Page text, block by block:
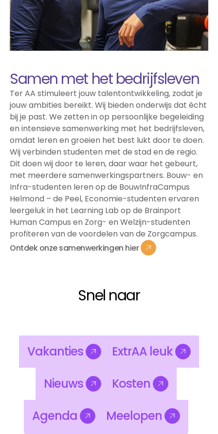
Samen met het bedrijfsleven
Ter AA stimuleert jouw talentontwikkeling, zodat je
jouw ambities bereikt. Wij bieden onderwijs dat écht
bij je past. We zetten in op persoonlijke begeleiding
en intensieve samenwerking met het bedrijfsleven,
omdat leren en groeien het best lukt door te doen.
Wij verbinden studenten met de stad en de regio.
Dit doen wij door te leren, daar waar het gebeurt,
met meerdere samenwerkingspartners. Bouw- en
Infra-studenten leren op de BouwInfraCampus
Helmond – de Peel, Economie-studenten ervaren
leergeluk in het Learning Lab op de Brainport
Human Campus en Zorg- en Welzijn-studenten
profiteren van de voordelen van de Zorgcampus.
Ontdek onzesamenwerkingen hier
Snel naar
Vakanties
Vakanties
ExtrAAleuk
ExtrAA leuk
Nieuws
Nieuws
Kosten
Kosten
Agenda
Meelopen